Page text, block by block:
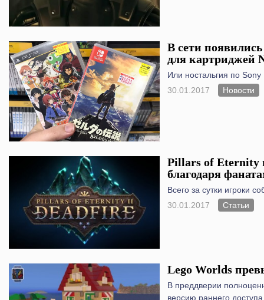
В сети
для картриджей
Или ностальгия по Sony
30.01.2017
Новости
Pillars of Eternity
благодаря
Всего за сутки игроки
30.01.2017
Статьи
Lego Worlds
В преддверии
версию раннего